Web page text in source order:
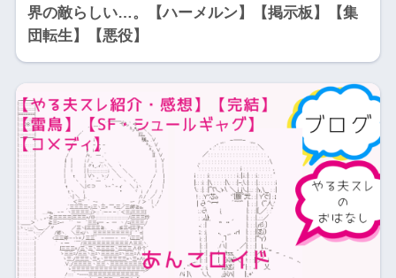
界の敵らしい…。【ハーメルン】【掲示板】【集
団転生】【悪役】